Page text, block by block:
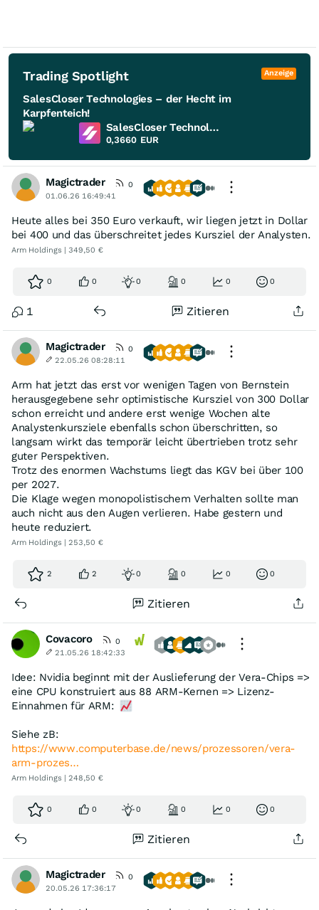
Trading Spotlight Anzeige
SalesCloser Technologies – der Hecht im
Karpfenteich!
SalesCloser Technologies
0,3660 EUR
Magictrader
0
01.06.26 16:49:41
Heute alles bei 350 Euro verkauft, wir liegen jetzt in Dollar
bei 400 und das überschreitet jedes Kursziel der Analysten.
Arm Holdings | 349,50 €
0 0 0 0 0 0
1 Zitieren
Magictrader
0
22.05.26 08:28:11
Arm hat jetzt das erst vor wenigen Tagen von Bernstein
herausgegebene sehr optimistische Kursziel von 300 Dollar
schon erreicht und andere erst wenige Wochen alte
Analystenkursziele ebenfalls schon überschritten, so
langsam wirkt das temporär leicht übertrieben trotz sehr
guter Perspektiven.
Trotz des enormen Wachstums liegt das KGV bei über 100
per 2027.
Die Klage wegen monopolistischem Verhalten sollte man
auch nicht aus den Augen verlieren. Habe gestern und
heute reduziert.
Arm Holdings | 253,50 €
2 2 0 0 0 0
Zitieren
Covacoro
0
21.05.26 18:42:33
Idee: Nvidia beginnt mit der Auslieferung der Vera-Chips =>
eine CPU konstruiert aus 88 ARM-Kernen => Lizenz-
Einnahmen für ARM:
Siehe zB:
https://www.computerbase.de/news/prozessoren/vera-
arm-prozes…
Arm Holdings | 248,50 €
0 0 0 0 0 0
Zitieren
Magictrader
0
20.05.26 17:36:17